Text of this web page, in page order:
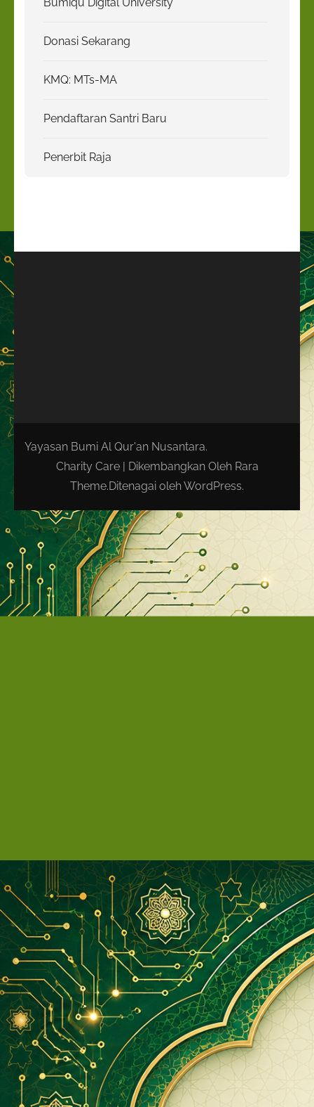
Donasi Sekarang
KMQ: MTs-MA
Pendaftaran Santri Baru
Penerbit Raja
Yayasan Bumi Al Qur'an Nusantara.
Charity Care | Dikembangkan Oleh Rara
Theme.Ditenagai olehWordPress.